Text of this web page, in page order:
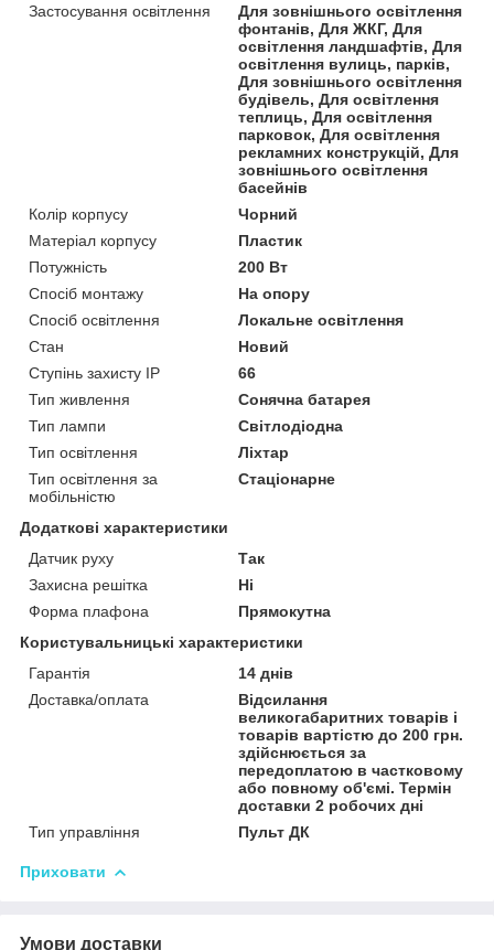
Застосування освітлення
Для зовнішнього освітлення
фонтанів, Для ЖКГ, Для
освітлення ландшафтів, Для
освітлення вулиць, парків,
Для зовнішнього освітлення
будівель, Для освітлення
теплиць, Для освітлення
парковок, Для освітлення
рекламних конструкцій, Для
зовнішнього освітлення
басейнів
Колір корпусу
Чорний
Матеріал корпусу
Пластик
Потужність
200 Вт
Спосіб монтажу
На опору
Спосіб освітлення
Локальне освітлення
Стан
Новий
Ступінь захисту IP
66
Тип живлення
Сонячна батарея
Тип лампи
Світлодіодна
Тип освітлення
Ліхтар
Тип освітлення за
мобільністю
Стаціонарне
Додаткові характеристики
Датчик руху
Так
Захисна решітка
Ні
Форма плафона
Прямокутна
Користувальницькі характеристики
Гарантія
14 днів
Доставка/оплата
Відсилання
великогабаритних товарів і
товарів вартістю до 200 грн.
здійснюється за
передоплатою в частковому
або повному об'ємі. Термін
доставки 2 робочих дні
Тип управління
Пульт ДК
Приховати
Умови доставки